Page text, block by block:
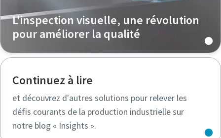
L'inspection visuelle, une révolution
pour améliorer la qualité
Continuez à lire
et découvrez d'autres solutions pour relever les
défis courants de la production industrielle sur
notre blog « Insights ».